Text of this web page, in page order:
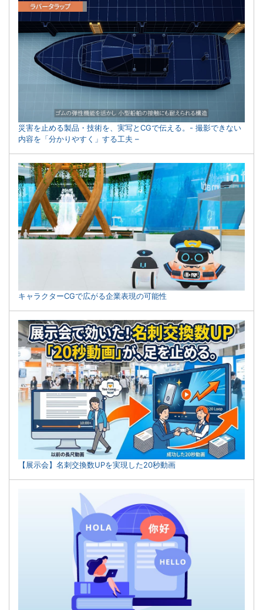
災害を止める製品・技術を、実写とCGで伝える。- 撮影できない
内容を「分かりやすく」する工夫 –
キャラクターCGで広がる企業表現の可能性
【展示会】名刺交換数UPを実現した20秒動画